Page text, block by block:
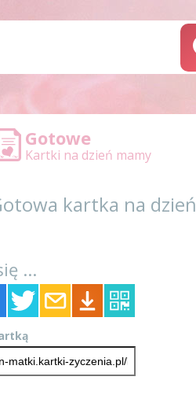
Gotowe
Kartki na dzień mamy
kartka na dzień
...